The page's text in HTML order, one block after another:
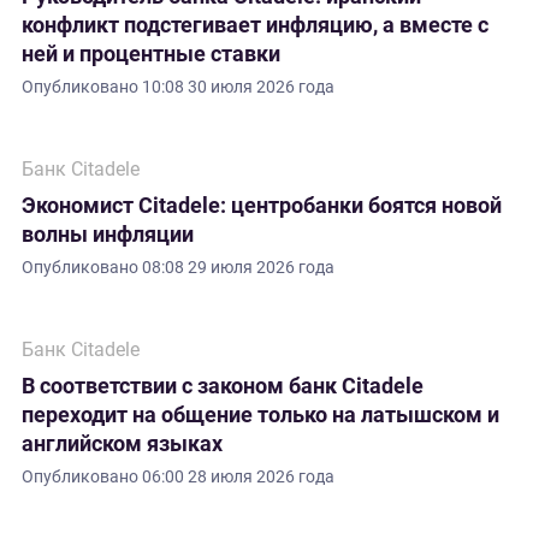
конфликт подстегивает инфляцию, а вместе с
ней и процентные ставки
Опубликовано 10:08 30 июля 2026 года
Банк Citadele
Экономист Citadele: центробанки боятся новой
волны инфляции
Опубликовано08:08 29 июля 2026 года
Банк Citadele
В соответствии с законом банк Citadele
переходит на общение только на латышском и
английском языках
Опубликовано06:00 28 июля 2026 года